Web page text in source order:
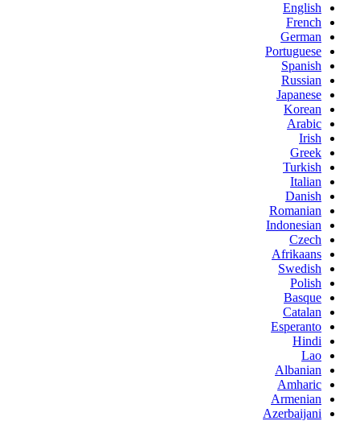
English
French
German
Portuguese
Spanish
Russian
Japanese
Korean
Arabic
Irish
Greek
Turkish
Italian
Danish
Romanian
Indonesian
Czech
Afrikaans
Swedish
Polish
Basque
Catalan
Esperanto
Hindi
Lao
Albanian
Amharic
Armenian
Azerbaijani